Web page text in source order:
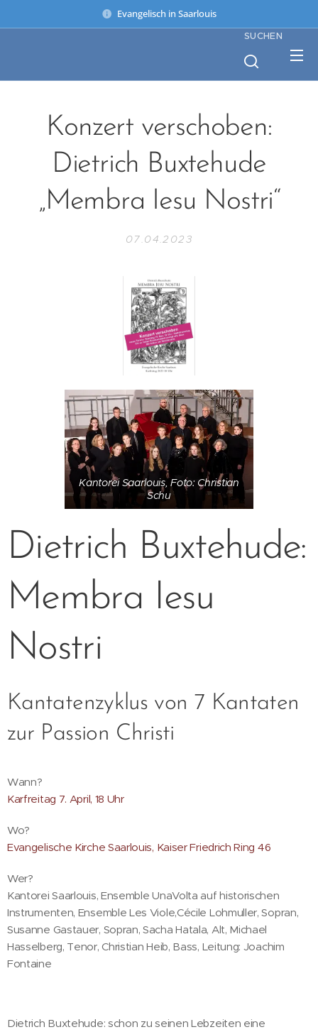
Evangelisch in Saarlouis
SUCHEN
Konzert verschoben:
Dietrich Buxtehude
„Membra Iesu Nostri“
07.04.2023
Kantorei Saarlouis, Foto: Christian
Schu
Dietrich Buxtehude:
Membra Iesu
Nostri
Kantatenzyklus von 7 Kantaten
zur Passion Christi
Wann?
Karfreitag 7. April, 18 Uhr
Wo?
Evangelische Kirche Saarlouis, Kaiser Friedrich Ring 46
Wer?
Kantorei Saarlouis, Ensemble UnaVolta auf historischen
Instrumenten, Ensemble Les Viole,Cécile Lohmuller, Sopran,
Susanne Gastauer, Sopran, Sacha Hatala, Alt, Michael
Hasselberg, Tenor, Christian Heib, Bass, Leitung: Joachim
Fontaine
Dietrich Buxtehude: schon zu seinen Lebzeiten eine